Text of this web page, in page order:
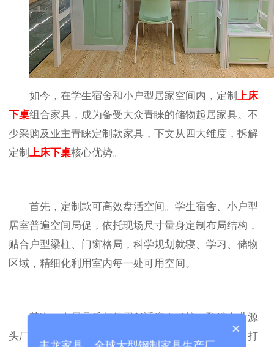
如今，在学生宿舍和小户型居家空间内，定制 上床
下桌组合家具，成为备受大众青睐的储物起居家具。不
少采购及业主青睐定制款家具，下文从四大维度，拆解
定制 上床下桌核心优势。
首先，定制款可高效盘活空间。学生宿舍、小户型
居室普遍空间局促，依托现场尺寸量身定制布局结构，
贴合户型梁柱、门窗格局，科学规划就寝、学习、储物
区域，精细化利用室内每一处可用空间。
其次，人居品质与使用舒适度更可控。甄选专业源
头厂家合作，家具基材、喷涂工艺均符合环保标准，打
×